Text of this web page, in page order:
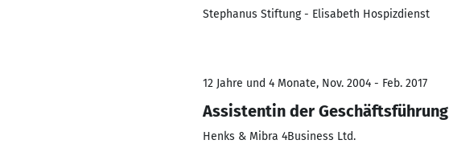
Stephanus Stiftung - Elisabeth Hospizdienst
12 Jahre und 4 Monate, Nov. 2004 - Feb. 2017
Assistentin der Geschäftsführung
Henks & Mibra 4Business Ltd.